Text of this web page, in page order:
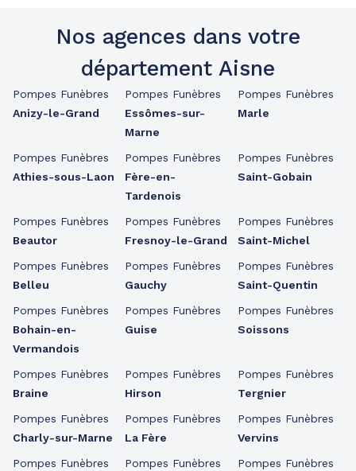
Nos agences dans votre
département Aisne
Pompes Funèbres
Anizy-le-Grand
Pompes Funèbres
Athies-sous-Laon
Pompes Funèbres
Beautor
Pompes Funèbres
Belleu
Pompes Funèbres
Bohain-en-
Vermandois
Pompes Funèbres
Braine
Pompes Funèbres
Charly-sur-Marne
Pompes Funèbres
Pompes Funèbres
Essômes-sur-
Marne
Pompes Funèbres
Fère-en-
Tardenois
Pompes Funèbres
Fresnoy-le-Grand
Pompes Funèbres
Gauchy
Pompes Funèbres
Guise
Pompes Funèbres
Hirson
Pompes Funèbres
La Fère
Pompes Funèbres
Pompes Funèbres
Marle
Pompes Funèbres
Saint-Gobain
Pompes Funèbres
Saint-Michel
Pompes Funèbres
Saint-Quentin
Pompes Funèbres
Soissons
Pompes Funèbres
Tergnier
Pompes Funèbres
Vervins
Pompes Funèbres